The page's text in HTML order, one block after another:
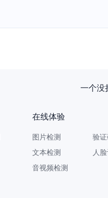
一个没
在线体验
图片检测
文本检测
音视频检测
验
人